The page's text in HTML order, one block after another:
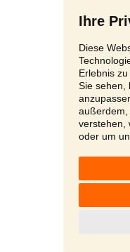
Ihre
Diese
Erlebnis
Sie sehen,
außerdem,
verstehen,
oder um